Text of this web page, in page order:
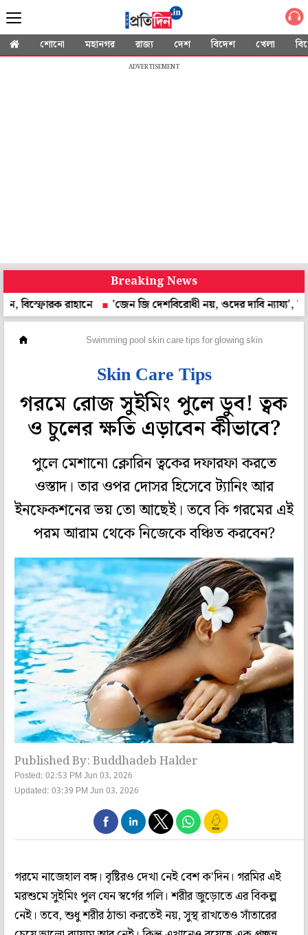
শোনো মহানগর রাজ্য দেশ বিদেশ খেলা
ADVERTISEMENT
Breaking News
রাহানে
'জেন জি দেশবিরোধী নয়, ওদের দাবি ন্যায্য', '২৯-এ
Swimming pool skin care tips for glowing skin
Skin Care Tips
গরমে রোজ সুইমিং পুলে ডুব! ত্বক
ও চুলের ক্ষতি এড়াবেন কীভাবে?
পুলে মেশানো ক্লোরিন ত্বকের দফারফা করতে
ওস্তাদ। তার ওপর দোসর হিসেবে ট্যানিং আর
ইনফেকশনের ভয় তো আছেই। তবে কি গরমের এই
পরম আরাম থেকে নিজেকে বঞ্চিত করবেন?
Published By: Buddhadeb Halder
Posted: 02:53 PM Jun 03, 2026
Updated: 03:39 PM Jun 03, 2026
গরমে নাজেহাল বঙ্গ। বৃষ্টিরও দেখা নেই বেশ ক'দিন। গরমির এই
মরশুমে সুইমিং পুল যেন স্বর্গের গলি। শরীর জুড়োতে এর বিকল্প
নেই। তবে, শুধু শরীর ঠান্ডা করতেই নয়, সুস্থ রাখতেও সাঁতারের